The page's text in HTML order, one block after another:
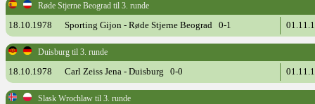
Røde Stjerne Beograd til 3. runde
18.10.1978 Sporting Gijon - Røde Stjerne Beograd 0-1
Duisburg til 3. runde
18.10.1978 Carl Zeiss Jena - Duisburg 0-0
Slask Wrochlaw til 3. runde